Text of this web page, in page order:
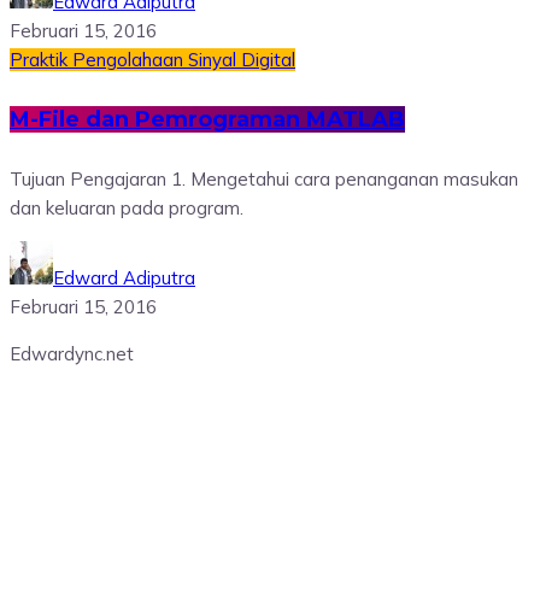
Februari 15, 2016
Praktik Pengolahaan Sinyal Digital
M-File dan Pemrograman MATLAB
Tujuan Pengajaran 1. Mengetahui cara penanganan masukan
dan keluaran pada program.
Edward Adiputra
Februari 15, 2016
Edwardync.net